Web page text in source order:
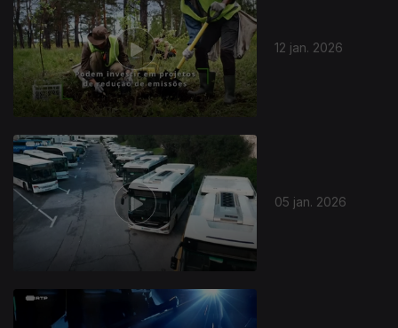
12 jan. 2026
05 jan. 2026